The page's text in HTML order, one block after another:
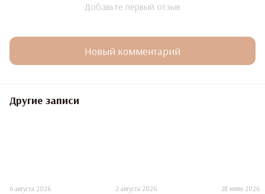
Добавьте первый отзыв
Новый комментарий
Другие записи
6 августа 2026 2 августа 2026 28 июля 2026